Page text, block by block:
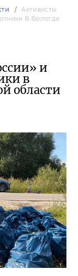
Активисты
В Вологде
и
в
области